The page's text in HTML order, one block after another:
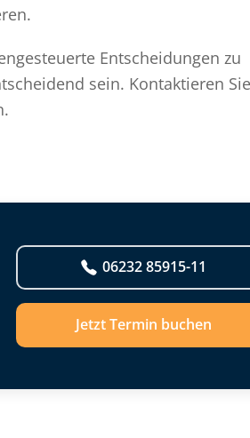
Entscheidungen zu
sein. Kontaktieren
06232 85915-11
Jetzt Termin buchen